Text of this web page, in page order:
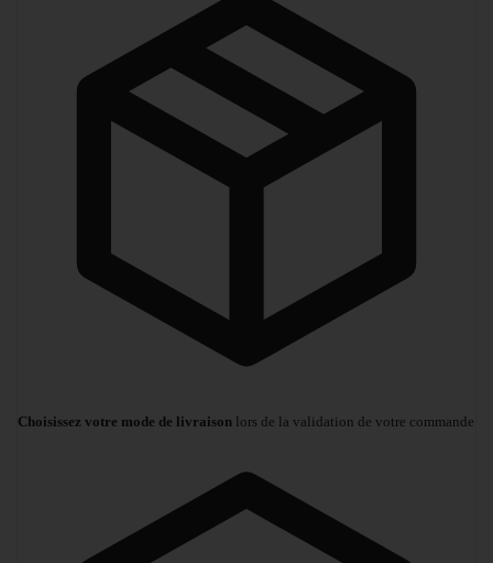
Choisissez votre mode de livraison lors de la validation de votre commande